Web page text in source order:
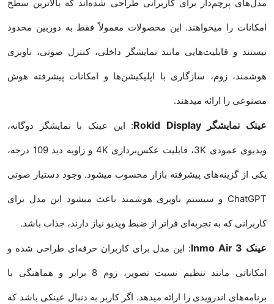
مدل‌های پرچم‌دار برای کاربرانی طراحی شده‌اند که بالاترین سطح
امکانات را میخواهند. این محصولات معمولاً فقط به دوربین محدود
نیستند و قابلیت‌هایی مانند نمایشگر داخلی، کنترل صوتی، ناوبری
هوشمند، زوم، سازگاری با اپلیکیشن‌ها و امکانات پیشرفته هوش
مصنوعی را ارائه میدهند.
عینک نمایشگر Rokid Display : این عینک با نمایشگر دوگانه،
ویدیوی عمودی 3K، قابلیت عکس‌برداری 4K و زاویه دید 109 درجه،
یکی از گزینه‌های پیشرفته بازار محسوب میشود. وجود دستیار صوتی
ChatGPT و سیستم ناوبری هوشمند باعث میشود این مدل برای
کاربرانی که به تجربه‌ای فراتر از ضبط ویدیو نیاز دارند، جذاب باشد.
عینک Inmo Air 3 : این مدل برای کاربران حرفه‌ای طراحی شده و
امکاناتی مانند تنظیم نسبت تصویر، زوم 8 برابر و هماهنگی با
برنامه‌های اندرویدی را ارائه میدهد. اگر کاربر به دنبال عینکی باشد که